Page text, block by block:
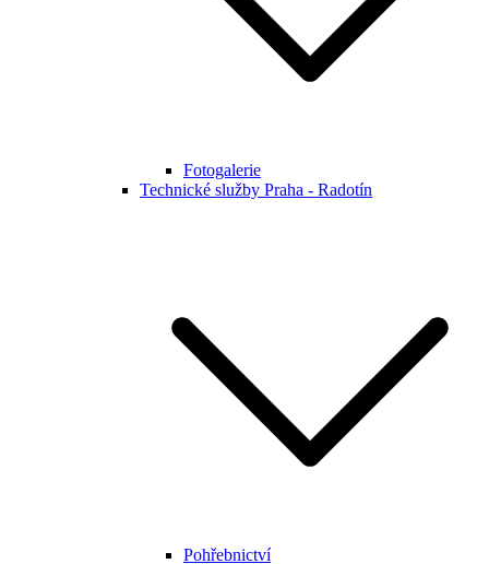
Fotogalerie
Technické služby Praha - Radotín
Pohřebnictví